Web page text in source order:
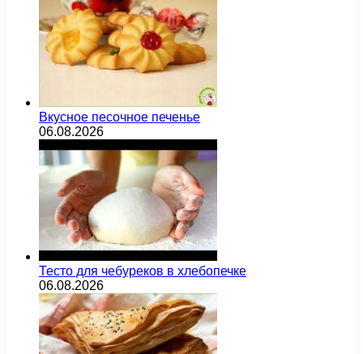
Вкусное песочное печенье
06.08.2026
Тесто для чебуреков в хлебопечке
06.08.2026